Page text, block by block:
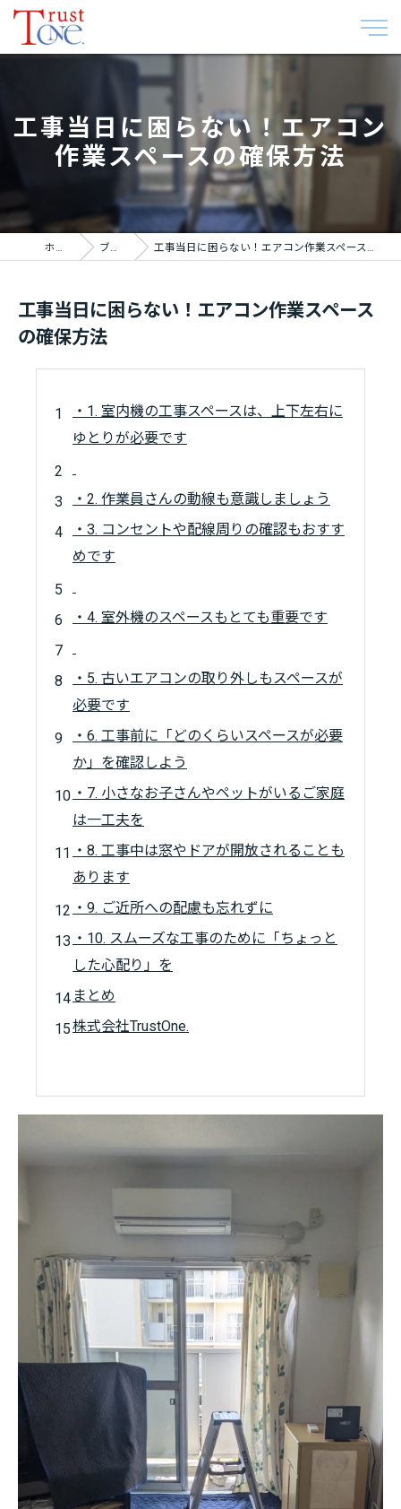
工事当日に困らない！エアコン
作業スペースの確保方法
ホーム ブログ 工事当日に困らない！エアコン作業スペースの確保方法
工事当日に困らない！エアコン作業スペース
の確保方法
・1. 室内機の工事スペースは、上下左右に
ゆとりが必要です
・2. 作業員さんの動線も意識しましょう
・3. コンセントや配線周りの確認もおすす
めです
・4. 室外機のスペースもとても重要です
・5. 古いエアコンの取り外しもスペースが
必要です
・6. 工事前に「どのくらいスペースが必要
か」を確認しよう
・7. 小さなお子さんやペットがいるご家庭
は一工夫を
・8. 工事中は窓やドアが開放されることも
あります
・9. ご近所への配慮も忘れずに
・10. スムーズな工事のために「ちょっと
した心配り」を
まとめ
株式会社TrustOne.